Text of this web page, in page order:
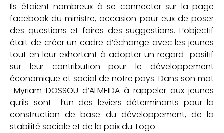
Ils étaient nombreux à se connecter sur la page
facebook du ministre, occasion pour eux de poser
des questions et faires des suggestions. L’objectif
était de créer un cadre d’échange avec les jeunes
tout en leur exhortant à adopter un regard positif
sur leur contribution pour le développement
économique et social de notre pays. Dans son mot
Myriam DOSSOU d’ALMEIDA à rappeler aux jeunes
qu’ils sont l’un des leviers déterminants pour la
construction de base du développement, de la
stabilité sociale et de la paix du Togo.